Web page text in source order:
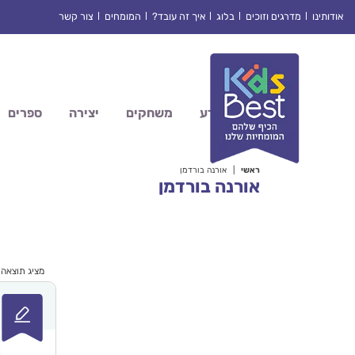
אודותינו מדרגים וזוכים בלוג איך זה עובד? המומחים צור קשר
מדע משחקים יצירה ספרים
ראשי אורנה בורדמן
אורנה בורדמן
מציג